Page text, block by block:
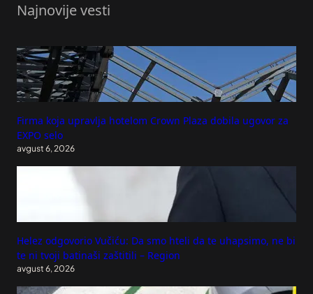
Najnovije vesti
Firma koja upravlja hotelom Crown Plaza dobila ugovor za
EXPO selo
avgust 6, 2026
Helez odgovorio Vučiću: Da smo hteli da te uhapsimo, ne bi
te ni tvoji batinaši zaštitili – Region
avgust 6, 2026